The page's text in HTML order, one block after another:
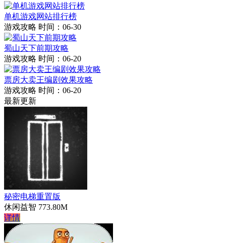
单机游戏网站排行榜
游戏攻略 时间：06-30
蜀山天下前期攻略
游戏攻略 时间：06-20
票房大卖王编剧效果攻略
游戏攻略 时间：06-20
最新更新
秘密电梯重置版
休闲益智 773.80M
详情